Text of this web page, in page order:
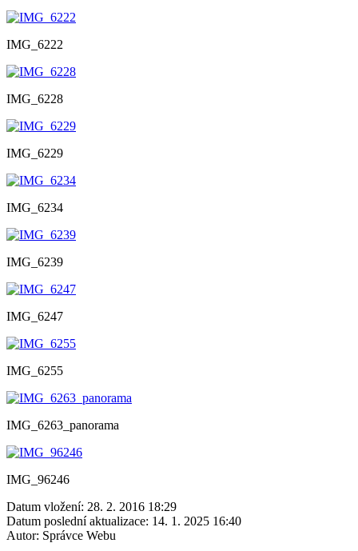
IMG_6222
IMG_6228
IMG_6229
IMG_6234
IMG_6239
IMG_6247
IMG_6255
IMG_6263_panorama
IMG_96246
Datum vložení: 28. 2. 2016 18:29
Datum poslední aktualizace: 14. 1. 2025 16:40
Autor: Správce Webu